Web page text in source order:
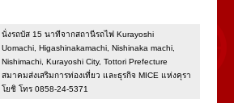
นั่งรถบัส 15 นาทีจากสถานีรถไฟ Kurayoshi
Uomachi, Higashinakamachi, Nishinaka machi,
Nishimachi, Kurayoshi City, Tottori Prefecture
สมาคมส่งเสริมการท่องเที่ยว และธุรกิจ MICE แห่งคุรา
โยชิ โทร 0858-24-5371